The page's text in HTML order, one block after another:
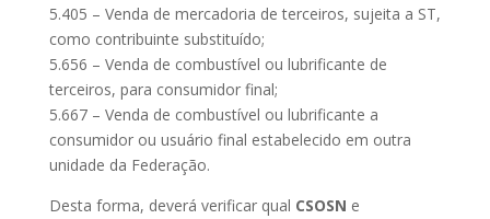
5.405 – Venda de mercadoria de terceiros, sujeita a ST,
como contribuinte substituído;
5.656 – Venda de combustível ou lubrificante de
terceiros, para consumidor final;
5.667 – Venda de combustível ou lubrificante a
consumidor ou usuário final estabelecido em outra
unidade da Federação.
Desta forma, deverá verificar qual CSOSN e